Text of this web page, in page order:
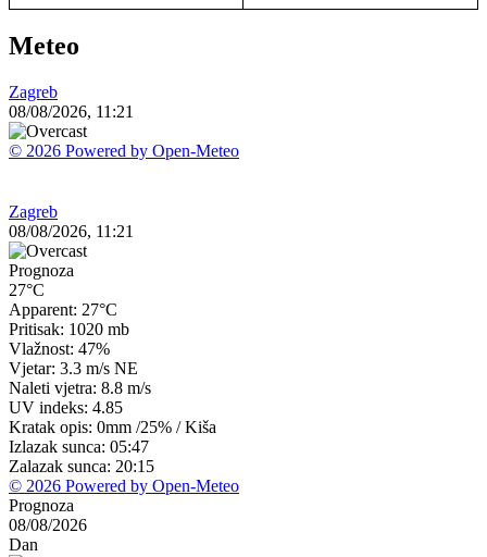
Meteo
Zagreb
08/08/2026, 11:21
© 2026 Powered by Open-Meteo
Zagreb
08/08/2026, 11:21
Prognoza
27°C
Apparent: 27°C
Pritisak: 1020 mb
Vlažnost: 47%
Vjetar: 3.3 m/s NE
Naleti vjetra: 8.8 m/s
UV indeks: 4.85
Kratak opis: 0mm /25% /Kiša
Izlazak sunca: 05:47
Zalazak sunca: 20:15
© 2026 Powered by Open-Meteo
Prognoza
08/08/2026
Dan